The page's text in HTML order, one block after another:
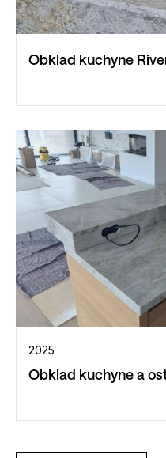
Obklad kuchyne
2025
Obklad kuchyne a